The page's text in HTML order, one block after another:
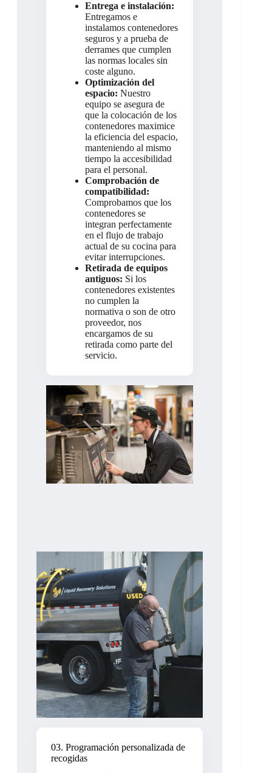
Entrega e instalación:
Entregamos e
instalamos contenedores
seguros y a prueba de
derrames que cumplen
las normas locales sin
coste alguno.
Optimización del
espacio: Nuestro
equipo se asegura de
que la colocación de los
contenedores maximice
la eficiencia del espacio,
manteniendo al mismo
tiempo la accesibilidad
para el personal.
Comprobación de
compatibilidad:
Comprobamos que los
contenedores se
integran perfectamente
en el flujo de trabajo
actual de su cocina para
evitar interrupciones.
Retirada de equipos
antiguos: Si los
contenedores existentes
no cumplen la
normativa o son de otro
proveedor, nos
encargamos de su
retirada como parte del
servicio.
03. Programación personalizada de
recogidas